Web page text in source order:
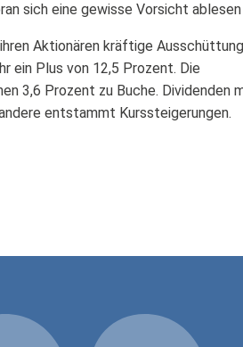
sich eine gewisse Vorsicht
Aktionären kräftige
ein Plus von 12,5 Prozent. Die
3,6 Prozent zu Buche. Dividenden
entstammt Kurssteigerungen.